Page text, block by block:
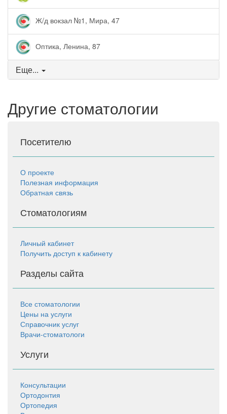
Ж/д вокзал №1, Мира, 47
Оптика, Ленина, 87
Еще...
Другие стоматологии
Посетителю
О проекте
Полезная информация
Обратная связь
Стоматологиям
Личный кабинет
Получить доступ к кабинету
Разделы сайта
Все стоматологии
Цены на услуги
Справочник услуг
Врачи-стоматологи
Услуги
Консультации
Ортодонтия
Ортопедия